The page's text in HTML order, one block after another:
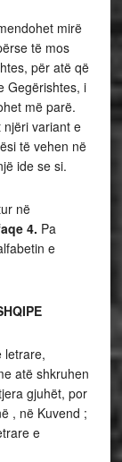
mirë
të mos
për atë që
Gegërishtes, i
më parë.
njëri variant e
të vehen në
ide se si.
në
4. Pa
e
letrare,
atë shkruhen
gjuhët, por
, në Kuvend ;
e